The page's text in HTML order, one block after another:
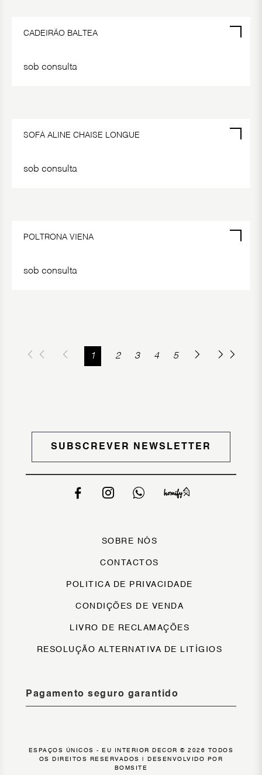
CADEIRÃO BALTEA
sob consulta
SOFÁ ALINE CHAISE LONGUE
sob consulta
POLTRONA VIENA
sob consulta
1 2 3 4 5
SUBSCREVER NEWSLETTER
SOBRE NÓS
CONTACTOS
POLITICA DE PRIVACIDADE
CONDIÇÕES DE VENDA
LIVRO DE RECLAMAÇÕES
RESOLUÇÃO ALTERNATIVA DE LITÍGIOS
Pagamento seguro garantido
ESPAÇOS ÚNICOS - EU INTERIOR DECOR © 2026 TODOS
OS DIREITOS RESERVADOS | DESENVOLVIDO POR
BOMSITE